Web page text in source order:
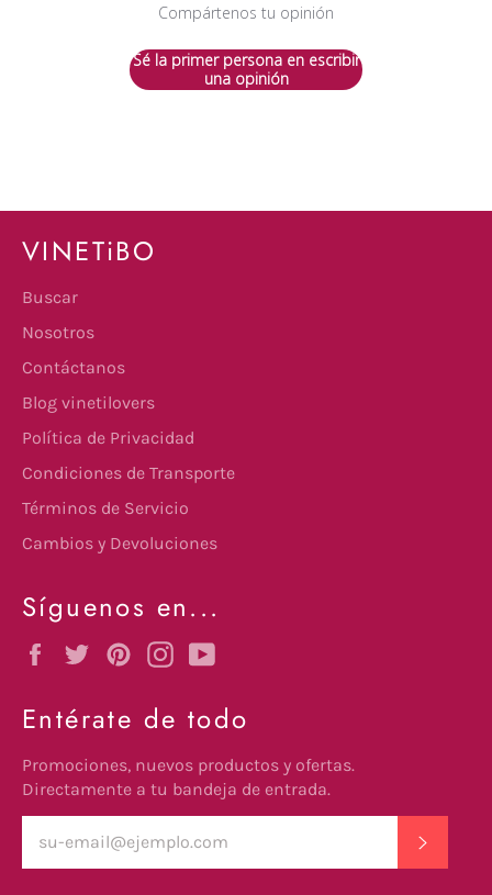
Compártenos tu opinión
Sé la primer persona en escribir
una opinión
VINETiBO
Buscar
Nosotros
Contáctanos
Blog vinetilovers
Política de Privacidad
Condiciones de Transporte
Términos de Servicio
Cambios y Devoluciones
Síguenos en...
FacebookTwitterPinterestInstagram
Entérate de todo
Promociones, nuevos productos y ofertas.
Directamente a tu bandeja de entrada.